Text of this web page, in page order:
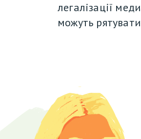
легалізації
можуть